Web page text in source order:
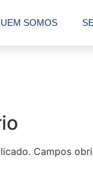
SOMOS
Campos